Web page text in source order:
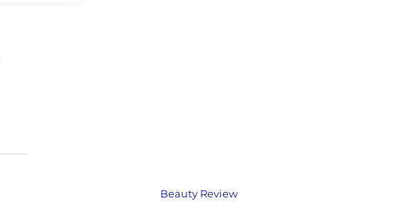
Beauty Review